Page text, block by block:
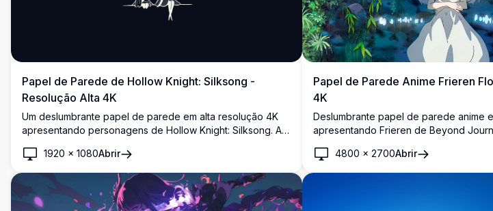
Papel de Parede de Hollow Knight: Silksong -
Resolução Alta 4K
Um deslumbrante papel de parede em alta resolução 4K
apresentando personagens de Hollow Knight: Silksong. A
fundo escuro minimalista, perfeito para fãs do jogo que
procuram um fundo de desktop ou móvel visualmente
impressionante.
1920 × 1080Abrir
Papel de Parede Anime Frieren
4K
Deslumbrante papel de parede anime
apresentando Frieren de Beyond
prateados permanece pacificamente
cachoeira luminosa, cercada por
4800 ×2700Abrir